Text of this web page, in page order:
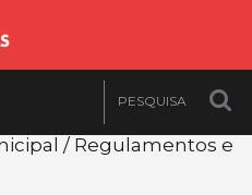
/ Regulamentos e